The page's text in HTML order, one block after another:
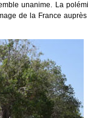
unanime. La
de la France